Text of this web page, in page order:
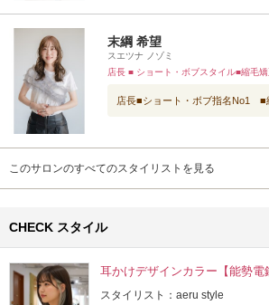
末綱 希望
スエツナ ノゾミ
店長 ■ ショート・ボブスタイル■縮毛
店長■ショート・ボブ指名No1 ■
このサロンのすべてのスタイリストを見る
CHECK スタイル
耳かけデザインカラー【能勢電
スタイリスト：aeru style